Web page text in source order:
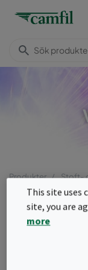
Produkter Stoft-
Meny
Våtskrubber
This site uses
site, you are
more